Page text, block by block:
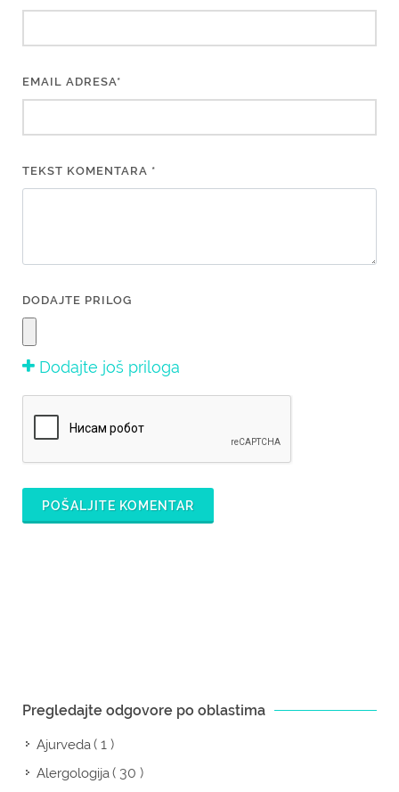
EMAIL ADRESA*
TEKST KOMENTARA *
DODAJTE PRILOG
Dodajte još priloga
POŠALJITE KOMENTAR
Pregledajte odgovore po oblastima
Ajurveda( 1 )
Alergologija( 30 )